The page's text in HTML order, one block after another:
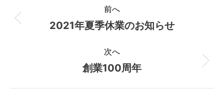
稿
前へ
前
投
稿:
2021年夏季休業のお知らせ
次へ
次
創業100周年